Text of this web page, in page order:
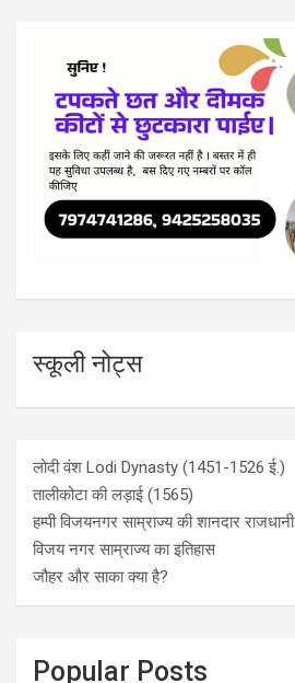
स्कूली नोट्स
लोदी वंश Lodi Dynasty (1451-1526 ई.)
तालीकोटा की लड़ाई (1565)
हम्पी विजयनगर साम्राज्य की शानदार राजधानी
विजय नगर साम्राज्य का इतिहास
जौहर और साका क्या है?
Popular Posts